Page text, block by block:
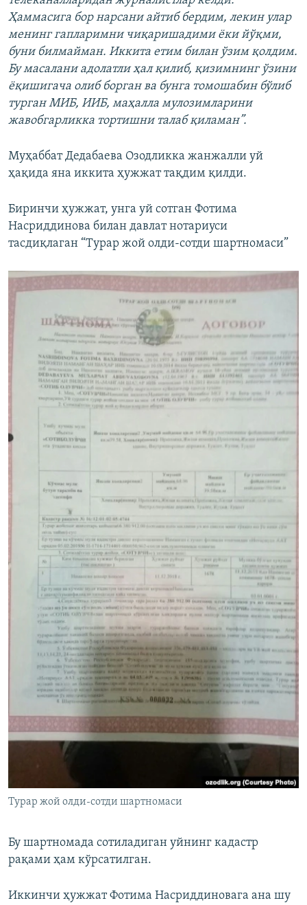
Ҳаммасига бор нарсани айтиб бердим, лекин улар
менинг гапларимни чиқаришадими ёки йўқми,
буни билмайман. Иккита етим билан ўзим қолдим.
Бу масалани адолатли ҳал қилиб, қизимнинг ўзини
ёқишигача олиб борган ва бунга томошабин бўлиб
турган МИБ, ИИБ, маҳалла мулозимларини
жавобгарликка тортишни талаб қиламан”.
Муҳаббат Дедабаева Озодликка жанжалли уй
ҳақида яна иккита ҳужжат тақдим қилди.
Биринчи ҳужжат, унга уй сотган Фотима
Насриддинова билан давлат нотариуси
тасдиқлаган “Турар жой олди-сотди шартномаси”
Турар жой олди-сотди шартномаси
Бу шартномада сотиладиган уйнинг кадастр
рақами ҳам кўрсатилган.
Иккинчи ҳужжат Фотима Насриддиновага ана шу